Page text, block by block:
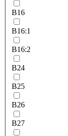
B16
B16:1
B16:2
B24
B25
B26
B27